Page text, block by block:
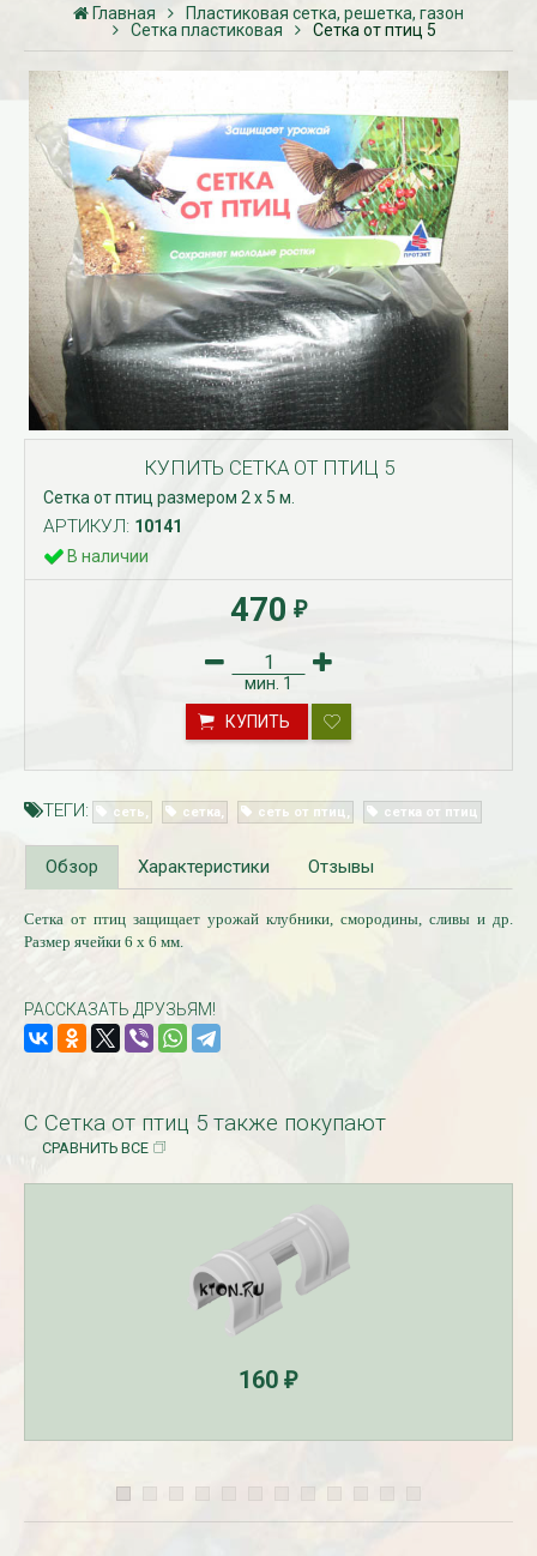
СКИДКИ 15 % НА ДУГИ, ЗАБОРЫ,
БЕСПЛАТНАЯ
Главная
Пластиковая сетка, решетка, газон
Сетка пластиковая
Сетка от птиц 5
КУПИТЬ СЕТКА ОТ ПТИЦ 5
Сетка от птиц размером 2 х 5 м.
АРТИКУЛ: 10141
В наличии
470 ₽
мин. 1
КУПИТЬ
ТЕГИ: сеть сетка сеть от птиц сетка от птиц
Обзор Характеристики Отзывы
Сетка от птиц защищает урожай клубники, смородины, сливы и др.
Размер ячейки 6 х 6 мм.
РАССКАЗАТЬ ДРУЗЬЯМ!
С Сетка от птиц 5 также покупают
СРАВНИТЬ ВСЕ
160 ₽